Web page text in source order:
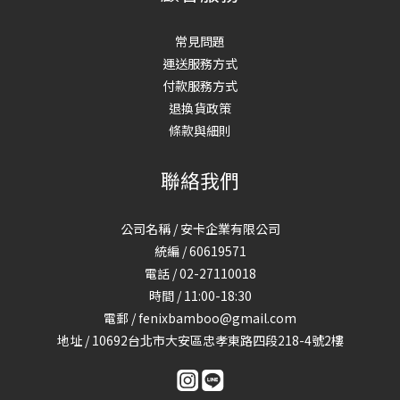
常見問題
運送服務方式
付款服務方式
退換貨政策
條款與細則
聯絡我們
公司名稱 / 安卡企業有限公司
統編 / 60619571
電話 / 02-27110018
時間 / 11:00-18:30
電郵 / fenixbamboo@gmail.com
地址 / 10692台北市大安區忠孝東路四段218-4號2樓